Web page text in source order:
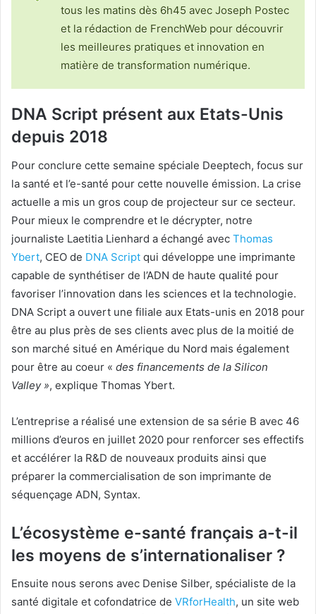
tous les matins dès 6h45 avec Joseph Postec
et la rédaction de FrenchWeb pour découvrir
les meilleures pratiques et innovation en
matière de transformation numérique.
DNA Script présent aux Etats-Unis
depuis 2018
Pour conclure cette semaine spéciale Deeptech, focus sur
la santé et l’e-santé pour cette nouvelle émission. La crise
actuelle a mis un gros coup de projecteur sur ce secteur.
Pour mieux le comprendre et le décrypter, notre
journaliste Laetitia Lienhard a échangé avec Thomas
Ybert, CEO de DNA Script qui développe une imprimante
capable de synthétiser de l’ADN de haute qualité pour
favoriser l’innovation dans les sciences et la technologie.
DNA Script a ouvert une filiale aux Etats-unis en 2018 pour
être au plus près de ses clients avec plus de la moitié de
son marché situé en Amérique du Nord mais également
pour être au coeur « des financements de la Silicon
Valley », explique Thomas Ybert.
L’entreprise a réalisé une extension de sa série B avec 46
millions d’euros en juillet 2020 pour renforcer ses effectifs
et accélérer la R&D de nouveaux produits ainsi que
préparer la commercialisation de son imprimante de
séquençage ADN, Syntax.
L’écosystème e-santé français a-t-il
les moyens de s’internationaliser ?
Ensuite nous serons avec Denise Silber, spécialiste de la
santé digitale et cofondatrice de VRforHealth, un site web